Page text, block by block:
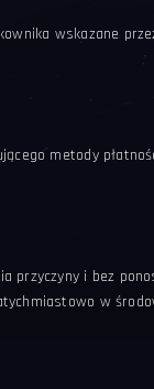
wskazane
metody
przyczyny i bez
w